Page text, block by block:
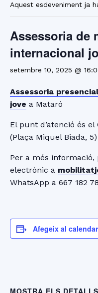
Aquest esdeveniment ja
Assessoria de
internacional
setembre 10, 2025 @
Assessoria
jove a Mataró
El punt d’atenció és
(Plaça Miquel Biada, 5)
Per a més
electrònic a
WhatsApp a 667 182
Afegeix al
MOSTRA ELS DETALLS